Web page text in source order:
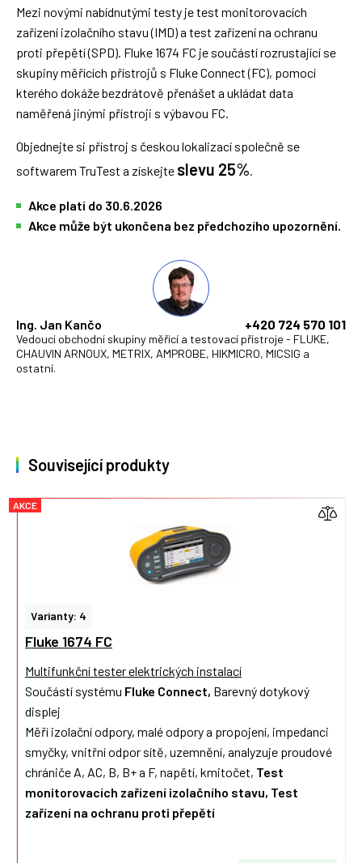
Mezi novými nabídnutými testy je test monitorovacích
zařízení izolačního stavu (IMD) a test zařízení na ochranu
proti přepětí (SPD). Fluke 1674 FC je součástí rozrustající se
skupiny měřících přístrojů s Fluke Connect (FC), pomocí
kterého dokáže bezdrátově přenášet a ukládat data
naměřená jinými přístroji s výbavou FC.
Objednejte si přístroj s českou lokalizací společně se
softwarem TruTest a získejte slevu 25%
Akce platí do 30.6.2026
Akce může být ukončena bez předchozího upozornění.
Ing. Jan Kančo +420 724 570 101
Vedoucí obchodní skupiny měřicí a testovací přístroje - FLUKE,
CHAUVIN ARNOUX, METRIX, AMPROBE, HIKMICRO, MICSIG a
ostatní.
Související produkty
Varianty: 4
Fluke 1674 FC
Multifunkční tester elektrických instalací
Součástí systému Fluke Connect, Barevný dotykový
displej
Měří izolační odpory, malé odpory a propojení, impedanci
smyčky, vnitřní odpor sítě, uzemnění, analyzuje proudové
chrániče A, AC, B, B+ a F, napětí, kmitočet, Test
monitorovacích zařízení izolačního stavu, Test
zařízení na ochranu proti přepětí
AKCE